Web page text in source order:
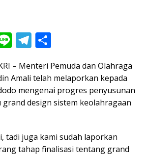
Li
e
T
e
gr
a
ar
e
– Menteri Pemuda dan Olahraga
Amali telah melaporkan kepada
mengenai progres penyusunan
grand design sistem keolahragaan
tadi juga kami sudah laporkan
tahap finalisasi tentang grand